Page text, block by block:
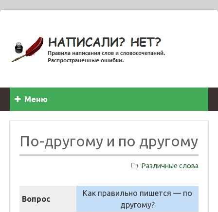
Меню
По-другому и по другому
Различные слова
Вопрос
Как правильно пишется — по
другому?